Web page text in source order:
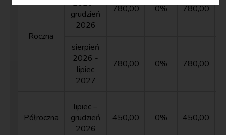
Roczna
2026 -
grudzień
2026
780,00 0%
780,00
sierpień
2026 -
lipiec
2027
780,00 0%
780,00
Półroczna
lipiec –
grudzień
2026
450,00 0%
450,00